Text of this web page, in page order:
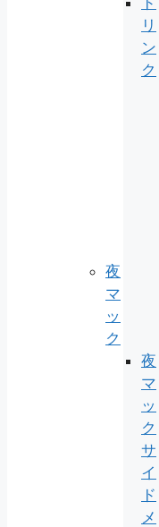
リ
ン
ク
夜
マ
ッ
ク
夜
マ
ッ
ク
サ
イ
ド
メ